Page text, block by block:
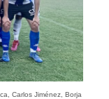
Carlos Jiménez, Borja